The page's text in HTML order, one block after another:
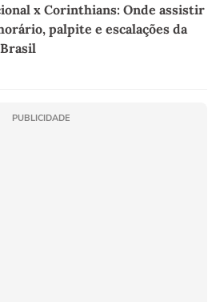
x Corinthians: Onde assistir
palpite e escalações da
PUBLICIDADE